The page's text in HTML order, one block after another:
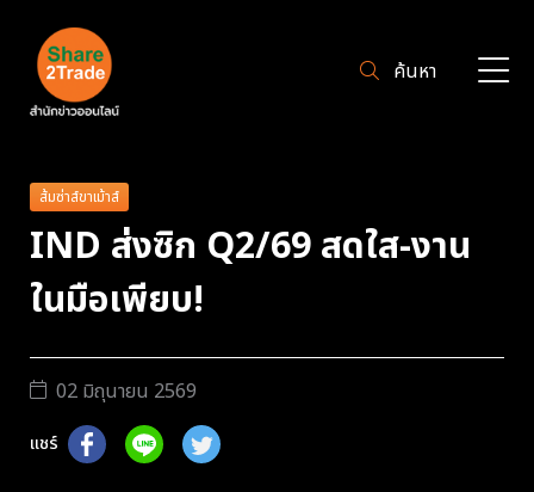
ค้นหา
ส้มซ่าส์ขาเม้าส์
IND ส่งซิก Q2/69 สดใส-งาน
ในมือเพียบ!
02 มิถุนายน 2569
แชร์